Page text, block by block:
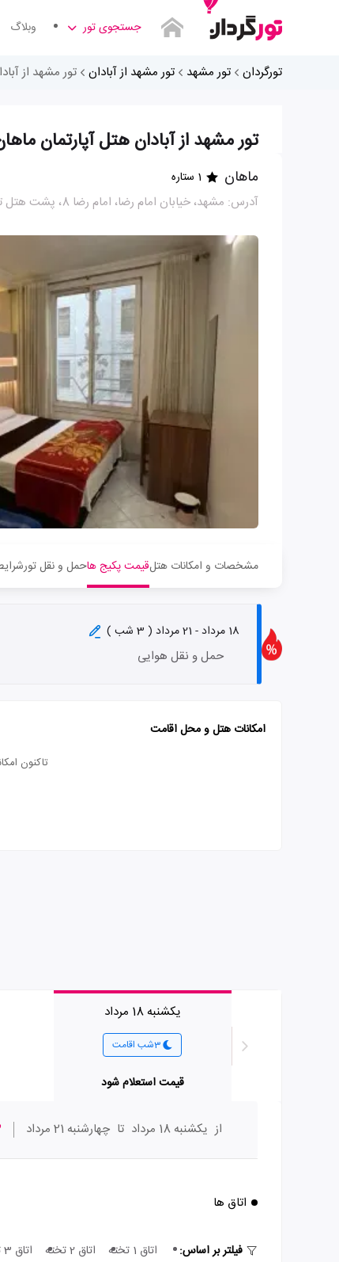
جستجوی تور وبلاگ
تورگردان تور مشهد تور مشهد از آبادان تور مشهد از
تور مشهد از آبادان هتل آپارتمان
ماهان 1 ستاره
آدرس: مشهد، خیابان امام رضا، امام رضا 8، پشت هتل تهران
مشخصات و امکانات هتلقیمت پکیج هاحمل و نقل تور
18 مرداد - 21 مرداد ( 3 شب )
حمل و نقل هوایی
امکانات هتل و محل اقامت
تاکنون
یکشنبه 18 مرداد
3شب اقامت
قیمت استعلام شود
از یکشنبه 18 مرداد تا چهارشنبه 21 مرداد
اتاق ها
فیلتر بر اساس: اتاق 1 تخته اتاق 2 تخته اتاق 3 تخته